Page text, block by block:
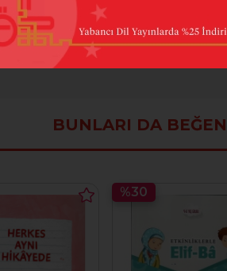
BUNLARI DA
%30